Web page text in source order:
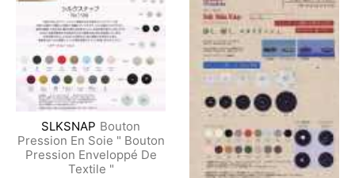
SLKSNAP Bouton
Pression En Soie " Bouton
Pression Enveloppé De
Textile "